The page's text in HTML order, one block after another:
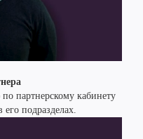
партнерскому кабинету
его подразделах.